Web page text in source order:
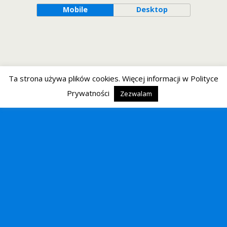
Mobile Desktop
Ta strona używa plików cookies. Więcej informacji w Polityce
Prywatności
Zezwalam